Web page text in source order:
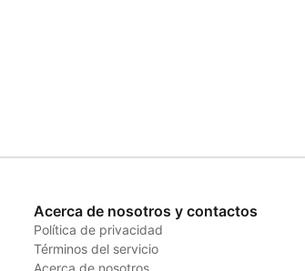
Acerca de nosotros y contactos
Política de privacidad
Términos del servicio
Acerca de nosotros